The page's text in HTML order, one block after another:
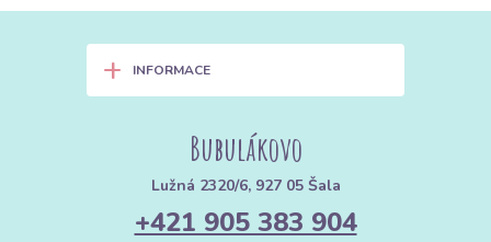
+ INFORMACE
Bubulákovo
Lužná 2320/6, 927 05 Šala
+421 905 383 904